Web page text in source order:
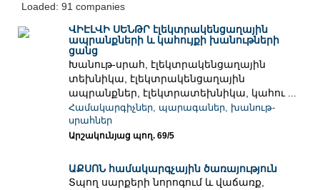
Loaded: 91 companies
ՎԻԷԼՎԻ ՍԵՆԹՐ էլեկտրակենցաղային
ապրանքների և կահույքի խանութների
ցանց
Խանութ-սրահ, էլեկտրակենցաղային
տեխնիկա, էլեկտրակենցաղային
ապրանքներ, էլեկտրատեխնիկա, կահու ...
Համակարգիչներ, պարագաներ, խանութ-
սրահներ
Արշակունյաց պող. 69/5
ԱՔՍՈՆ համակարգչային ծառայություն
Տպող սարքերի նորոգում և վաճառք,